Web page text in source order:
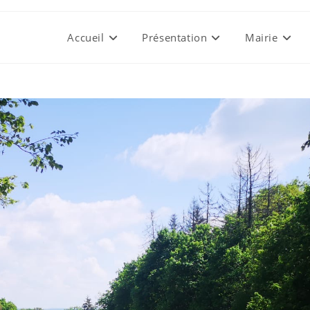
Accueil Présentation Mairie